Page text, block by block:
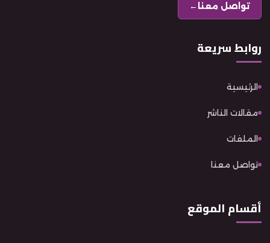
تواصل معنا ←
روابط سريعة
الرئيسية
مقالات الناشر
الملفات
تواصل معنا
أقسام الموقع